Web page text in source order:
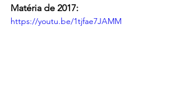
Matéria de 2017:
https://youtu.be/1tjfae7JAMM